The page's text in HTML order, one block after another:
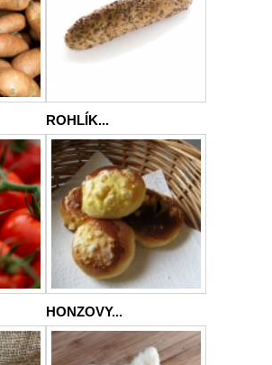
ROHLÍK...
HONZOVY...